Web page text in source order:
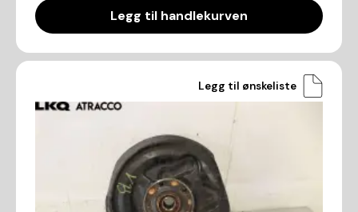
Legg til handlekurven
Legg til ønskeliste